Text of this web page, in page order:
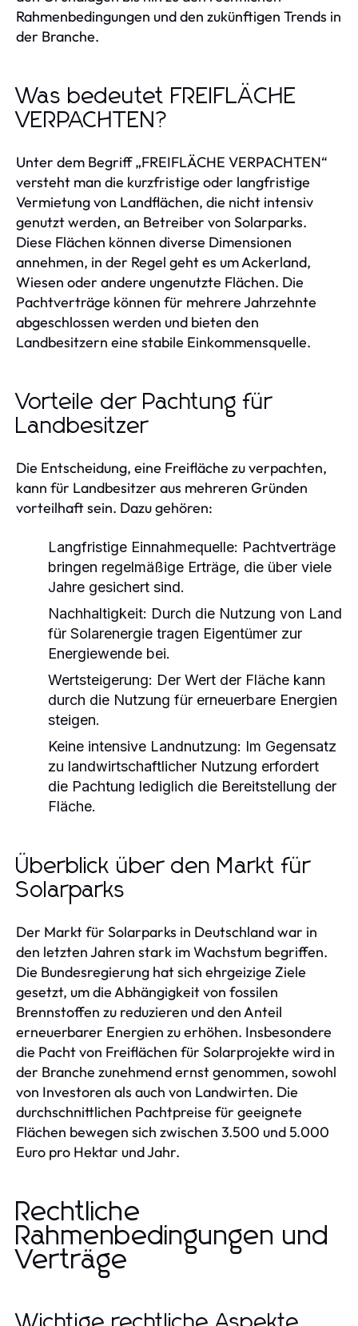
Rahmenbedingungen und den zukünftigen Trends in
der Branche.
Was bedeutet FREIFLÄCHE
VERPACHTEN?
Unter dem Begriff „FREIFLÄCHE VERPACHTEN“
versteht man die kurzfristige oder langfristige
Vermietung von Landflächen, die nicht intensiv
genutzt werden, an Betreiber von Solarparks.
Diese Flächen können diverse Dimensionen
annehmen, in der Regel geht es um Ackerland,
Wiesen oder andere ungenutzte Flächen. Die
Pachtverträge können für mehrere Jahrzehnte
abgeschlossen werden und bieten den
Landbesitzern eine stabile Einkommensquelle.
Vorteile der Pachtung für
Landbesitzer
Die Entscheidung, eine Freifläche zu verpachten,
kann für Landbesitzer aus mehreren Gründen
vorteilhaft sein. Dazu gehören:
Langfristige Einnahmequelle: Pachtverträge
bringen regelmäßige Erträge, die über viele
Jahre gesichert sind.
Nachhaltigkeit: Durch die Nutzung von Land
für Solarenergie tragen Eigentümer zur
Energiewende bei.
Wertsteigerung: Der Wert der Fläche kann
durch die Nutzung für erneuerbare Energien
steigen.
Keine intensive Landnutzung: Im Gegensatz
zu landwirtschaftlicher Nutzung erfordert
die Pachtung lediglich die Bereitstellung der
Fläche.
Überblick über den Markt für
Solarparks
Der Markt für Solarparks in Deutschland war in
den letzten Jahren stark im Wachstum begriffen.
Die Bundesregierung hat sich ehrgeizige Ziele
gesetzt, um die Abhängigkeit von fossilen
Brennstoffen zu reduzieren und den Anteil
erneuerbarer Energien zu erhöhen. Insbesondere
die Pacht von Freiflächen für Solarprojekte wird in
der Branche zunehmend ernst genommen, sowohl
von Investoren als auch von Landwirten. Die
durchschnittlichen Pachtpreise für geeignete
Flächen bewegen sich zwischen 3.500 und 5.000
Euro pro Hektar und Jahr.
Rechtliche
Rahmenbedingungen und
Verträge